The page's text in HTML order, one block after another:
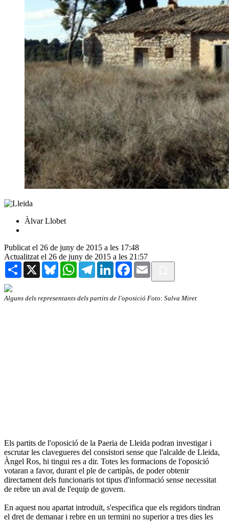
Àlvar Llobet
Publicat el 26 de juny de 2015 a les 17:48
Actualitzat el 26 de juny de 2015 a les 21:57
Share X BlueskyWhatsAppTelegramLinkedInFacebook
Email
Alguns dels representants dels partits de l'oposició Foto: Salva Miret
Els partits de l'oposició de la Paeria de Lleida podran investigar i
escrutar les clavegueres del consistori sense que l'alcalde de Lleida,
Àngel Ros, hi tingui res a dir. Totes les formacions de l'oposició
votaran a favor, durant el ple de cartipàs, de poder obtenir
directament dels funcionaris tot tipus d'informació sense necessitat
de rebre un aval de l'equip de govern.
En aquest nou apartat introduït, s'especifica que els regidors tindran
el dret de demanar i rebre en un termini no superior a tres dies les